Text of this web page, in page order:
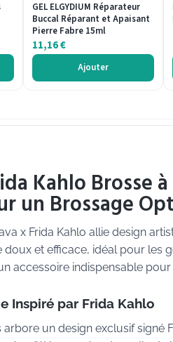
GEL ELGYDIUM Réparateur
Buccal Réparant et Apaisant
Pierre Fabre 15ml
11,16€
Ajouter
Kahlo Brosse
un Brossage
x Frida Kahlo allie design
et efficace, idéal pour les
accessoire indispensable
Inspiré par Frida Kahlo
un design exclusif signé